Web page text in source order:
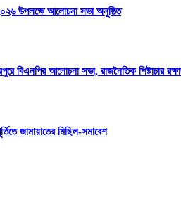
উপলক্ষে আলোচনা সভা অনুষ্ঠিত
বিএনপির আলোচনা সভা, রাজনৈতিক শিষ্টাচার
জামায়াতের মিছিল-সমাবেশ